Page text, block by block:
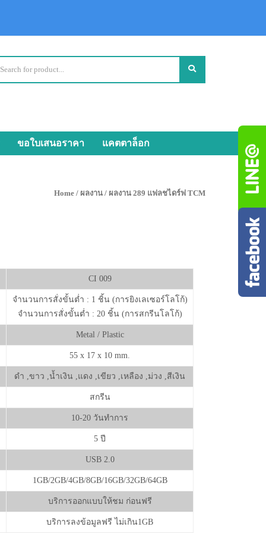
ขอใบเสนอราคา แคตตาล็อก
Home / ผลงาน / ผลงาน 289 แฟลชไดร์ฟ TCM
CI 009
จำนวนการสั่งขั้นต่ำ : 1 ชิ้น (การยิงเลเซอร์โลโก้)
จำนวนการสั่งขั้นต่ำ : 20 ชิ้น (การสกรีนโลโก้)
Metal / Plastic
55 x 17 x 10 mm.
ดำ ,ขาว ,น้ำเงิน ,แดง ,เขียว ,เหลือง ,ม่วง ,สีเงิน
สกรีน
10-20 วันทำการ
5 ปี
USB 2.0
1GB/2GB/4GB/8GB/16GB/32GB/64GB
บริการออกแบบให้ชม ก่อนฟรี
บริการลงข้อมูลฟรี ไม่เกิน1GB